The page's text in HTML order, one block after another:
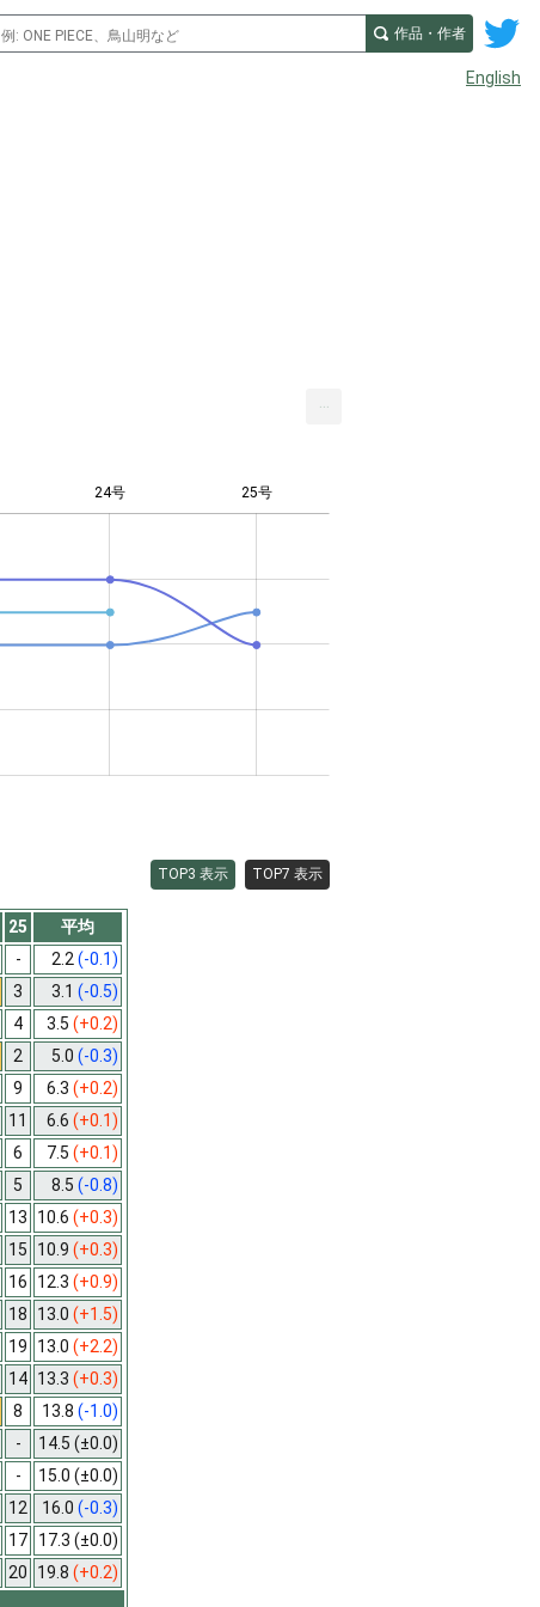
作品・作者
English
24号 25号
TOP3 表示 TOP7 表示
25
平均
- 2.2 (-0.1)
3 3.1 (-0.5)
4 3.5 (+0.2)
2 5.0 (-0.3)
9 6.3 (+0.2)
11 6.6 (+0.1)
6 7.5 (+0.1)
5 8.5 (-0.8)
13 10.6 (+0.3)
15 10.9 (+0.3)
16 12.3 (+0.9)
18 13.0 (+1.5)
19 13.0 (+2.2)
14 13.3 (+0.3)
8 13.8 (-1.0)
- 14.5 (±0.0)
- 15.0 (±0.0)
12 16.0 (-0.3)
17 17.3 (±0.0)
20 19.8 (+0.2)